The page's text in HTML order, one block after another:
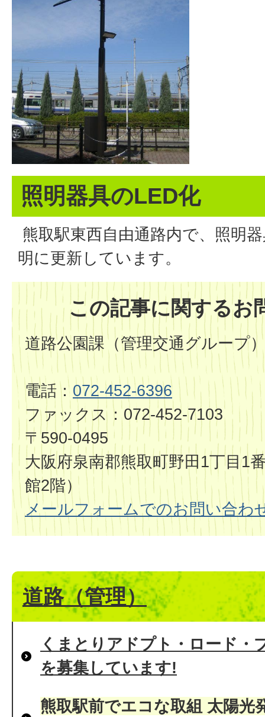
照明器具のLED化
熊取駅東西自由通路内で、照明
明に更新しています。
この記事に関するお
道路公園課（管理交通グループ
電話： 072-452-6396
ファックス：072-452-7103
〒590-0495
大阪府泉南郡熊取町野田1丁目1
館2階）
メールフォームでのお問い合わ
道路（管理）
くまとりアドプト・ロード・
を募集しています!
熊取駅前でエコな取組 太陽光